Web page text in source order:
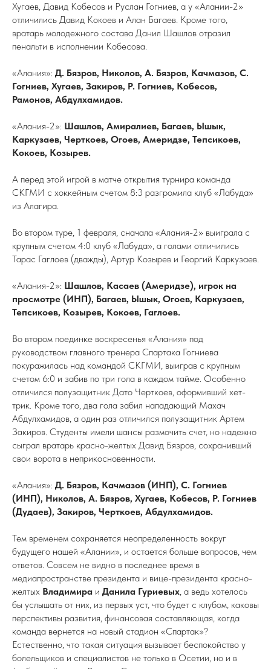
Хугаев, Давид Кобесов и Руслан Гогниев, а у «Алании-2»
отличились Давид Кокоев и Алан Багаев. Кроме того,
вратарь молодежного состава Данил Шашлов отразил
пенальти в исполнении Кобесова.
«Алания»: Д. Бязров, Николов, А. Бязров, Качмазов, С.
Гогниев, Хугаев, Закиров, Р. Гогниев, Кобесов,
Рамонов, Абдулхамидов.
«Алания-2»: Шашлов, Амиралиев, Багаев, Ышык,
Каркузаев, Черткоев, Огоев, Америдзе, Тепсикоев,
Кокоев, Козырев.
А перед этой игрой в матче открытия турнира команда
СКГМИ с хоккейным счетом 8:3 разгромила клуб «Лабуда»
из Алагира.
Во втором туре, 1 февраля, сначала «Алания-2» выиграла с
крупным счетом 4:0 клуб «Лабуда», а голами отличились
Тарас Гаглоев (дважды), Артур Козырев и Георгий Каркузаев.
«Алания-2»: Шашлов, Касаев (Америдзе), игрок на
просмотре (ИНП), Багаев, Ышык, Огоев, Каркузаев,
Тепсикоев, Козырев, Кокоев, Гаглоев.
Во втором поединке воскресенья «Алания» под
руководством главного тренера Спартака Гогниева
покуражилась над командой СКГМИ, выиграв с крупным
счетом 6:0 и забив по три гола в каждом тайме. Особенно
отличился полузащитник Дато Черткоев, оформивший хет-
трик. Кроме того, два гола забил нападающий Махач
Абдулхамидов, а один раз отличился полузащитник Артем
Закиров. Студенты имели шансы размочить счет, но надежно
сыграл вратарь красно-желтых Давид Бязров, сохранивший
свои ворота в неприкосновенности.
«Алания»: Д. Бязров, Качмазов (ИНП), С. Гогниев
(ИНП), Николов, А. Бязров, Хугаев, Кобесов, Р. Гогниев
(Дудаев), Закиров, Черткоев, Абдулхамидов.
Тем временем сохраняется неопределенность вокруг
будущего нашей «Алании», и остается больше вопросов, чем
ответов. Совсем не видно в последнее время в
медиапространстве президента и вице-президента красно-
желтых Владимира и Данила Гуриевых, а ведь хотелось
бы услышать от них, из первых уст, что будет с клубом, каковы
перспективы развития, финансовая составляющая, когда
команда вернется на новый стадион «Спартак»?
Естественно, что такая ситуация вызывает беспокойство у
болельщиков и специалистов не только в Осетии, но и в